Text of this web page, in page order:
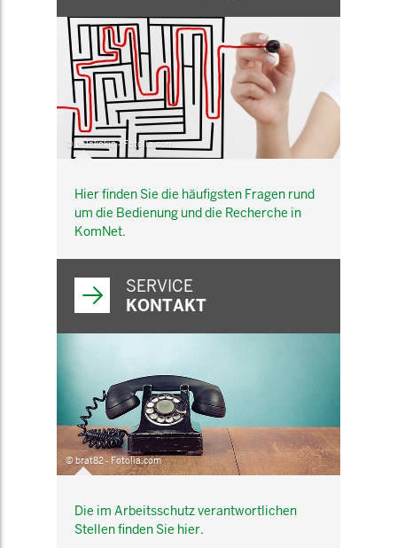
© belekekin - Fotolia.com
Hier finden Sie die häufigsten Fragen rund
um die Bedienung und die Recherche in
KomNet.
SERVICE
KONTAKT
© brat82 - Fotolia.com
Die im Arbeitsschutz verantwortlichen
Stellen finden Sie hier.